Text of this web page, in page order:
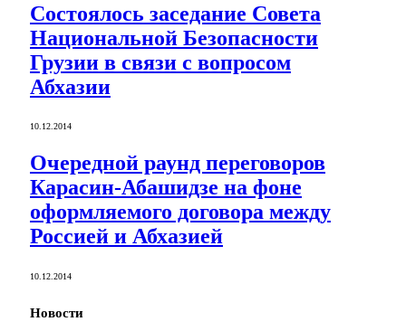
Состоялось заседание Совета
Национальной Безопасности
Грузии в связи с вопросом
Абхазии
10.12.2014
Очередной раунд переговоров
Карасин-Абашидзе на фоне
оформляемого договора между
Россией и Абхазией
10.12.2014
Новости